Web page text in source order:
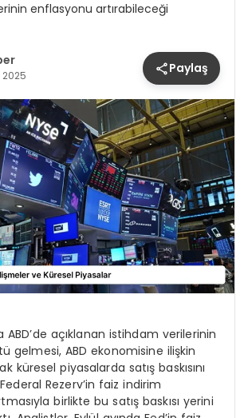
enflasyonu artırabileceği
Paylaş
açıklanan istihdam verilerinin
gelmesi, ABD ekonomisine ilişkin
küresel piyasalarda satış baskısını
Rezerv’in faiz indirim
birlikte bu satış baskısı yerini